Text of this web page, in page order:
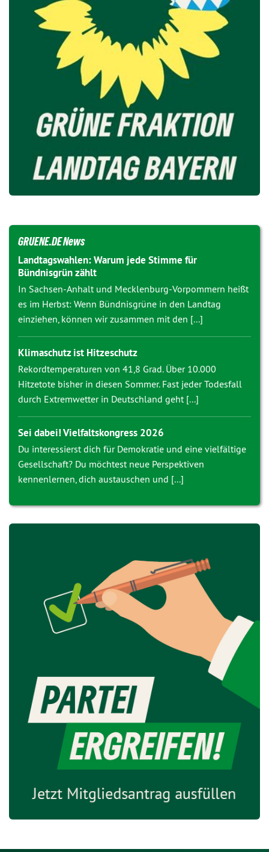
GRUENE.DE News
Landtagswahlen: Warum jede Stimme für
Bündnisgrün zählt
In Sachsen-Anhalt und Mecklenburg-Vorpommern heißt
es im Herbst: Wenn Bündnisgrüne in den Landtag
einziehen, können wir zusammen mit den [...]
Klimaschutz ist Hitzeschutz
Rekordtemperaturen von 41,8 Grad. Über 10.000
Hitzetote bisher in diesen Sommer. Fast jeder Todesfall
durch Extremwetter in Deutschland geht [...]
Sei dabei! Vielfaltskongress 2026
Du interessierst dich für Demokratie und eine vielfältige
Gesellschaft? Du möchtest neue Perspektiven
kennenlernen, dich austauschen und [...]